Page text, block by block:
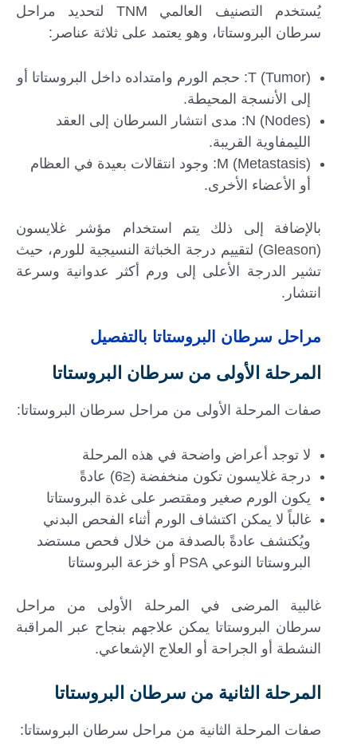
يُستخدم التصنيف العالمي TNM لتحديد مراحل
سرطان البروستاتا، وهو يعتمد على ثلاثة عناصر:
T (Tumor): حجم الورم وامتداده داخل البروستاتا أو
إلى الأنسجة المحيطة.
N (Nodes): مدى انتشار السرطان إلى العقد
الليمفاوية القريبة.
M (Metastasis): وجود انتقالات بعيدة في العظام
أو الأعضاء الأخرى.
بالإضافة إلى ذلك يتم استخدام مؤشر غلايسون
(Gleason) لتقييم درجة الخباثة النسيجية للورم، حيث
تشير الدرجة الأعلى إلى ورم أكثر عدوانية وسرعة
انتشار.
مراحل سرطان البروستاتا بالتفصيل
المرحلة الأولى من سرطان البروستاتا
صفات المرحلة الأولى من مراحل سرطان البروستاتا:
لا توجد أعراض واضحة في هذه المرحلة
درجة غلايسون تكون منخفضة (≤6) عادةً
يكون الورم صغير ومقتصر على غدة البروستاتا
غالباً لا يمكن اكتشاف الورم أثناء الفحص البدني
ويُكتشف عادةً بالصدفة من خلال فحص مستضد
البروستاتا النوعي PSA أو خزعة البروستاتا
غالبية المرضى في المرحلة الأولى من مراحل
سرطان البروستاتا يمكن علاجهم بنجاح عبر المراقبة
النشطة أو الجراحة أو العلاج الإشعاعي.
المرحلة الثانية من سرطان البروستاتا
صفات المرحلة الثانية من مراحل سرطان البروستاتا: